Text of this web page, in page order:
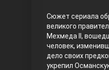
Правосyдие
Сюжет сериала
великого
Мехмеда II,
человек,
дело своих
укрепил